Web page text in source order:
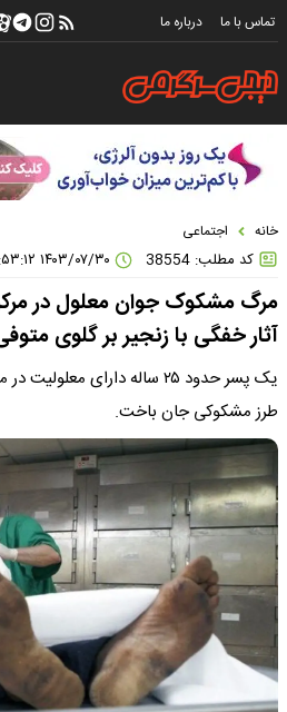
تماس با ما درباره ما
خانه اجتماعی
کد مطلب: 38554
مرگ مشکوک جوان معلول در
آثار خفگی با زنجیر بر گلوی
یک پسر حدود ۲۵ ساله دارای
طرز مشکوکی جان باخت.